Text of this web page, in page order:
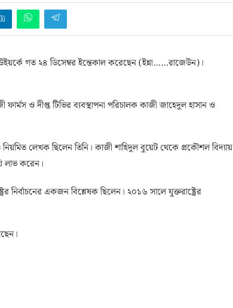
নিউইয়র্কে গত ২৪ ডিসেম্বর ইন্তেকাল করেছেন (ইন্না……রাজেউন)।
ও দীপ্ত টিভির ব্যবস্থাপনা পরিচালক কাজী জাহেদুল হাসান ও
লেখক ছিলেন তিনি। কাজী শাহিদুল বুয়েট থেকে প্রকৌশল বিদ্যায়
লাভ করেন।
নির্বাচনের একজন বিশ্লেষক ছিলেন। ২০১৬ সালে যুক্তরাষ্ট্রের